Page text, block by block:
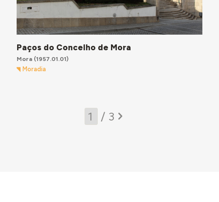
Paços do Concelho de Mora
Mora(1957.01.01)
Moradia
/ 3